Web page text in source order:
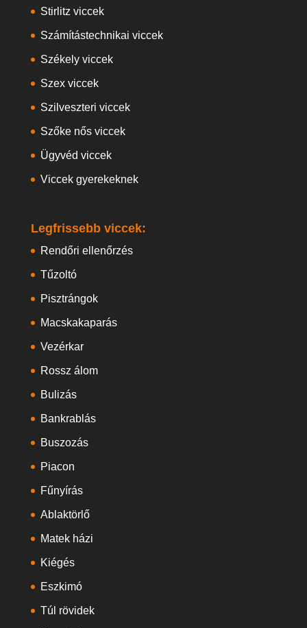
Stirlitz viccek
Számítástechnikai viccek
Székely viccek
Szex viccek
Szilveszteri viccek
Szőke nős viccek
Ügyvéd viccek
Viccek gyerekeknek
Legfrissebb viccek:
Rendőri ellenőrzés
Tűzoltó
Pisztrángok
Macskakaparás
Vezérkar
Rossz álom
Bulizás
Bankrablás
Buszozás
Piacon
Fűnyírás
Ablaktörlő
Matek házi
Kiégés
Eszkimó
Túl rövidek